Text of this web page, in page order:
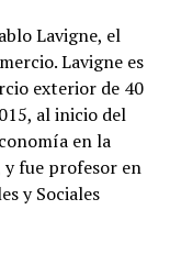
Lavigne, el
Lavigne es
exterior de 40
al inicio del
en la
y fue profesor en
y Sociales